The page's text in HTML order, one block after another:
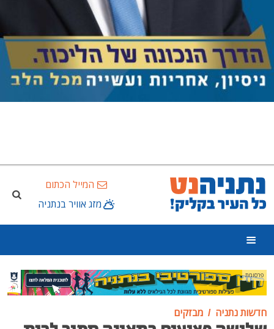
המייל הכתום
מזג אוויר בנתניה
פרסומת
חדשות נתניה מבזקים